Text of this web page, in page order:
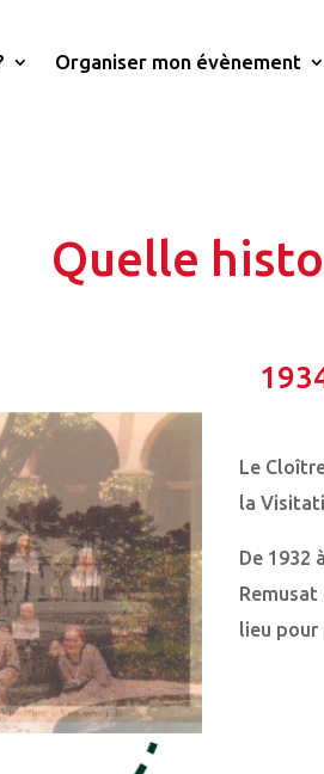
Organiser mon évènement
Quelle
Le
la
De 1932
lieu pour